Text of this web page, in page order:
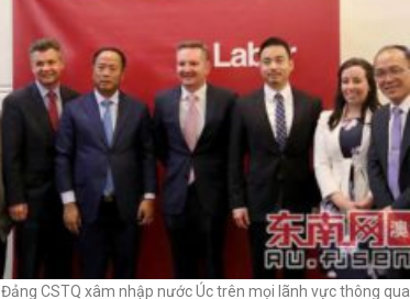
Đảng CSTQ xâm nhập nước Úc trên mọi lãnh vực thông qua